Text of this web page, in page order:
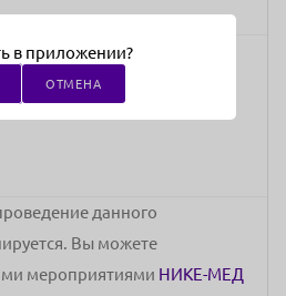
данного
Вы можете
мероприятиями НИКЕ-МЕД
в приложении?
ОТМЕНА